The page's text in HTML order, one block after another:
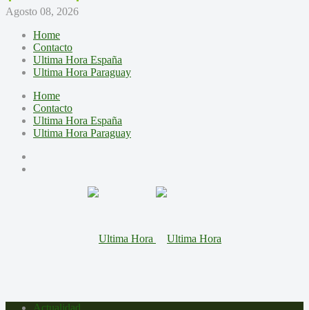
Agosto 08, 2026
Home
Contacto
Ultima Hora España
Ultima Hora Paraguay
Home
Contacto
Ultima Hora España
Ultima Hora Paraguay
Actualidad